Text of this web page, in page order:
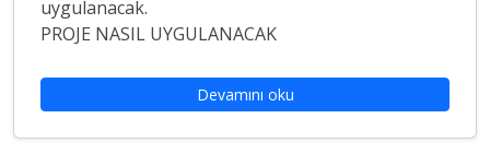
uygulanacak.
PROJE NASIL UYGULANACAK
Devamını oku